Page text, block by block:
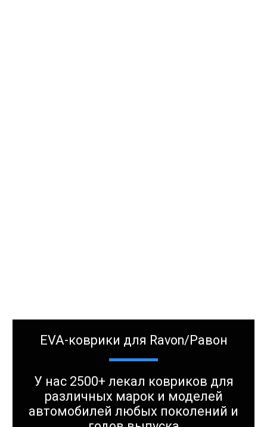
EVA-коврики для Ravon/Равон
У нас 2500+ лекал ковриков для
различных марок и моделей
автомобилей любых поколений и